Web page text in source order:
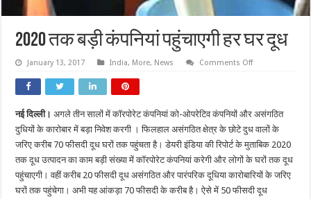
2020 तक बड़ी कंपनियां पहुंचाएगी हर घर दूध
January 13, 2017 India, More, News Comments Offon
हर
दूध
नई दिल्ली। अगले तीन सालों में कॉरपोरेट कंपनियां को-ओपरेटिव कंपनियों और असंगठित
दुधियों के कारोबार में बड़ा निवेश करगी । फिलहाल असंगठित क्षेत्र के छोटे दुध वालों के
जरिए करीब 70 फीसदी दूध घरों तक पहुंचता है। डेयरी इंडिया की रिपोर्ट के मुताबिक 2020
तक दूध उत्पादन का काम बड़ी संख्या में कॉरपोरेट कंपनियां करेगी और लोगों के घरों तक दूध
पहुंचाएगी। वहीं करीब 20 फीसदी दूध असंगठित और पारंपरिक दूधिया कारोबारियों के जरिए
घरों तक पहुंचेगा। अभी यह आंकड़ा 70 फीसदी के करीब है। ऐसे में 50 फीसदी दूध